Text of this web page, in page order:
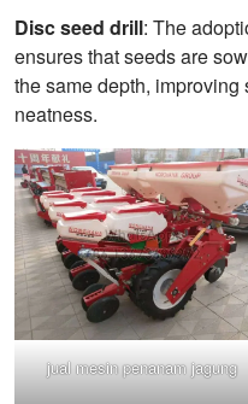
Disc seed drill: The
ensures that seeds are
the same depth,
neatness.
jual mesin penanam jagung